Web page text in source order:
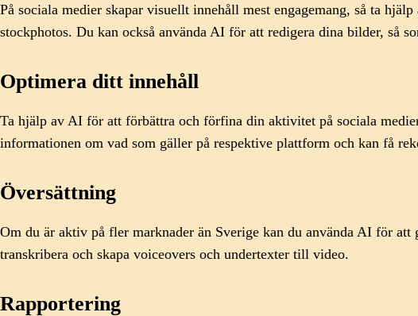
På sociala medier skapar visuellt innehåll mest engagemang, så ta
stockphotos. Du kan också använda AI för att redigera dina bilder, så
Optimera ditt innehåll
Ta hjälp av AI för att förbättra och förfina din aktivitet på sociala
informationen om vad som gäller på respektive plattform och kan få
Översättning
Om du är aktiv på fler marknader än Sverige kan du använda AI för
transkribera och skapa voiceovers och undertexter till video.
Rapportering